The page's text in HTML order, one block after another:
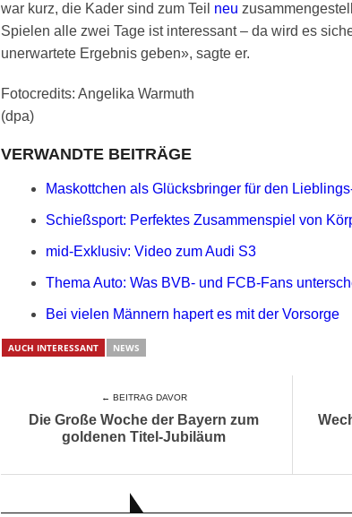
war kurz, die Kader sind zum Teil neu
Spielen alle zwei Tage ist interessant – da wird es
unerwartete Ergebnis geben», sagte er.
Fotocredits: Angelika Warmuth
(dpa)
VERWANDTE BEITRÄGE
Maskottchen als Glücksbringer für den
Schießsport: Perfektes Zusammenspiel von
mid-Exklusiv: Video zum Audi S3
Thema Auto: Was BVB- und FCB-Fans
Bei vielen Männern hapert es mit der Vorsorge
AUCH INTERESSANT NEWS
← BEITRAG DAVOR
Die Große Woche der Bayern zum
goldenen Titel-Jubiläum